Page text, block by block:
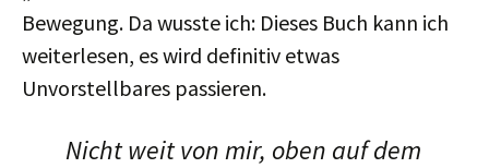
Bewegung. Da wusste ich: Dieses Buch kann ich
weiterlesen, es wird definitiv etwas
Unvorstellbares passieren.
Nicht weit von mir, oben auf dem